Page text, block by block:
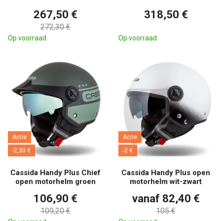
267,50 €
272,30 €
Op voorraad
318,50 €
Op voorraad
Actie
-2,30 €
Cassida Handy Plus Chief
open motorhelm groen
106,90 €
109,20 €
Actie
-2 €
Cassida Handy Plus open
motorhelm wit-zwart
vanaf 82,40 €
105 €